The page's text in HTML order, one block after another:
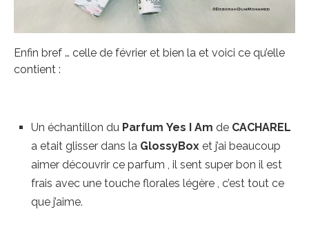
Enfin bref … celle de février et bien la et voici ce qu’elle
contient :
Un échantillon du Parfum Yes I Am de CACHAREL
a etait glisser dans la GlossyBox et j’ai beaucoup
aimer découvrir ce parfum , il sent super bon il est
frais avec une touche florales légère , c’est tout ce
que j’aime.